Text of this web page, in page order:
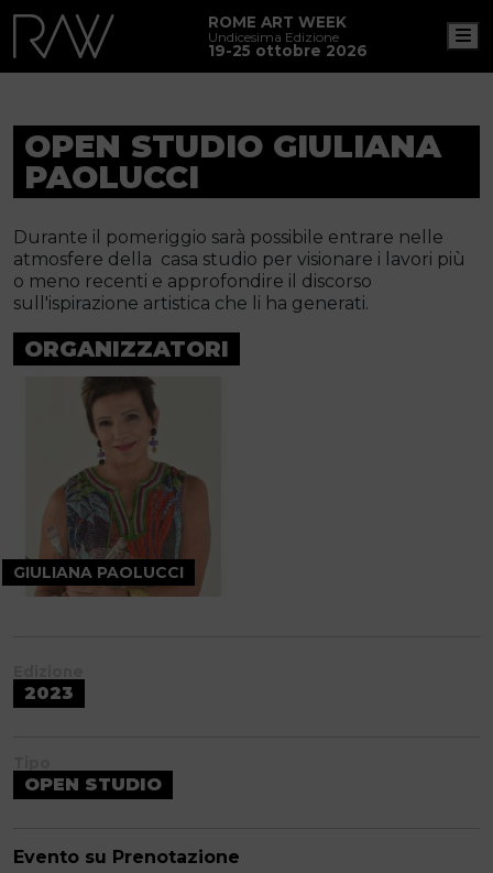
ROME ART WEEK
Undicesima Edizione
19-25 ottobre 2026
OPEN STUDIO GIULIANA
PAOLUCCI
Durante il pomeriggio sarà possibile entrare nelle
atmosfere della casa studio per visionare i lavori più
o meno recenti e approfondire il discorso
sull'ispirazione artistica che li ha generati.
ORGANIZZATORI
GIULIANA PAOLUCCI
2023
OPEN STUDIO
Evento su Prenotazione